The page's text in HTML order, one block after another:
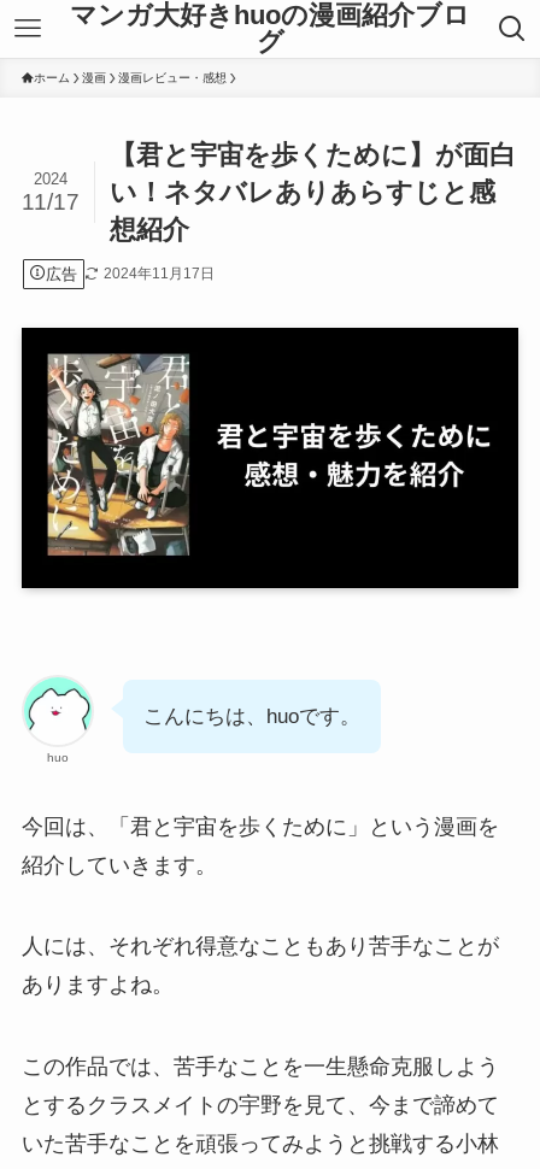
マンガ大好きhuoの漫画紹介ブロ
グ
ホーム 漫画 漫画レビュー・感想
【君と宇宙を歩くために】が面白
い！ネタバレありあらすじと感
想紹介
2024
11/17
広告 2024年11月17日
huo
こんにちは、huoです。
今回は、「君と宇宙を歩くために」という漫画を
紹介していきます。
人には、それぞれ得意なこともあり苦手なことが
ありますよね。
この作品では、苦手なことを一生懸命克服しよう
とするクラスメイトの宇野を見て、今まで諦めて
いた苦手なことを頑張ってみようと挑戦する小林